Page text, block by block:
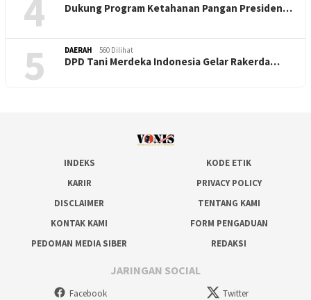
4 Dukung Program Ketahanan Pangan Presiden…
5 DAERAH 560 Dilihat
DPD Tani Merdeka Indonesia Gelar Rakerda…
INDEKS
KODE ETIK
KARIR
PRIVACY POLICY
DISCLAIMER
TENTANG KAMI
KONTAK KAMI
FORM PENGADUAN
PEDOMAN MEDIA SIBER
REDAKSI
JARINGAN SOCIAL
Facebook Twitter